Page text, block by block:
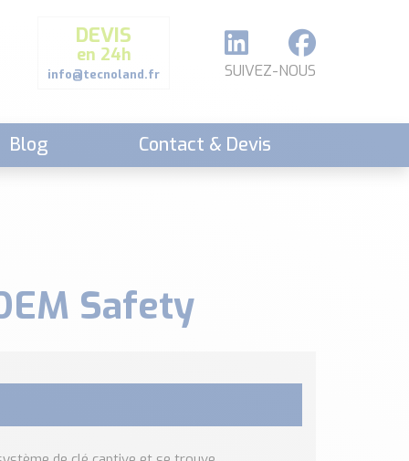
DEVIS
en 24h
info@tecnoland.fr SUIVEZ-NOUS
Blog Contact & Devis
Safety